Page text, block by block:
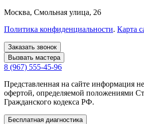
Москва, Смольная улица, 26
Политика конфиденциальности. Карта
Заказать звонок
Вызвать мастера
8 (967) 555-45-96
Представленная на сайте информация
офертой, определяемой положениями
Гражданского кодекса РФ.
Бесплатная диагностика